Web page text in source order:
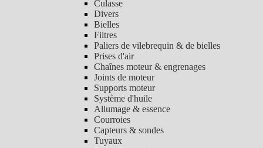
Culasse
Divers
Bielles
Filtres
Paliers de vilebrequin & de bielles
Prises d'air
Chaînes moteur & engrenages
Joints de moteur
Supports moteur
Système d'huile
Allumage & essence
Courroies
Capteurs & sondes
Tuyaux